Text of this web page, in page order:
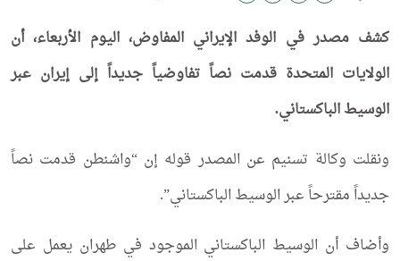
كشف مصدر في الوفد الإيراني المفاوض، اليوم الأربعاء، أن
الولايات المتحدة قدمت نصاً تفاوضياً جديداً إلى إيران عبر
الوسيط الباكستاني.
ونقلت وكالة تسنيم عن المصدر قوله إن “واشنطن قدمت نصاً
جديداً مقترحاً عبر الوسيط الباكستاني”.
وأضاف أن الوسيط الباكستاني الموجود في طهران يعمل على